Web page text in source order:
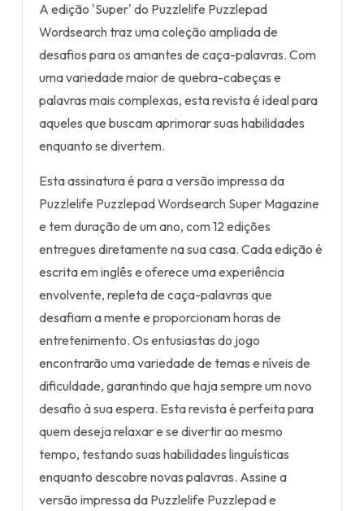
A edição 'Super' do Puzzlelife Puzzlepad
Wordsearch traz uma coleção ampliada de
desafios para os amantes de caça-palavras. Com
uma variedade maior de quebra-cabeças e
palavras mais complexas, esta revista é ideal para
aqueles que buscam aprimorar suas habilidades
enquanto se divertem.
Esta assinatura é para a versão impressa da
Puzzlelife Puzzlepad Wordsearch Super Magazine
e tem duração de um ano, com 12 edições
entregues diretamente na sua casa. Cada edição é
escrita em inglês e oferece uma experiência
envolvente, repleta de caça-palavras que
desafiam a mente e proporcionam horas de
entretenimento. Os entusiastas do jogo
encontrarão uma variedade de temas e níveis de
dificuldade, garantindo que haja sempre um novo
desafio à sua espera. Esta revista é perfeita para
quem deseja relaxar e se divertir ao mesmo
tempo, testando suas habilidades linguísticas
enquanto descobre novas palavras. Assine a
versão impressa da Puzzlelife Puzzlepad e